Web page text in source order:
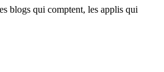
blogs qui comptent, les applis qui